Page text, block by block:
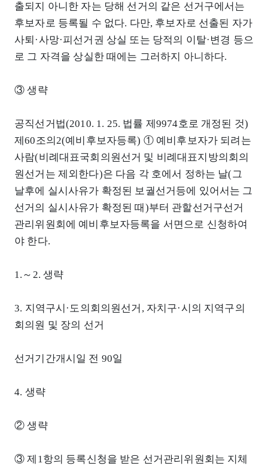
출되지 아니한 자는 당해 선거의 같은 선거구에서는
후보자로 등록될 수 없다. 다만, 후보자로 선출된 자가
사퇴·사망·피선거권 상실 또는 당적의 이탈·변경 등으
로 그 자격을 상실한 때에는 그러하지 아니하다.
③ 생략
공직선거법(2010. 1. 25. 법률 제9974호로 개정된 것)
제60조의2(예비후보자등록) ① 예비후보자가 되려는
사람(비례대표국회의원선거 및 비례대표지방의회의
원선거는 제외한다)은 다음 각 호에서 정하는 날(그
날후에 실시사유가 확정된 보궐선거등에 있어서는 그
선거의 실시사유가 확정된 때)부터 관할선거구선거
관리위원회에 예비후보자등록을 서면으로 신청하여
야 한다.
1.～2. 생략
3. 지역구시·도의회의원선거, 자치구·시의 지역구의
회의원 및 장의 선거
선거기간개시일 전 90일
4. 생략
② 생략
③ 제1항의 등록신청을 받은 선거관리위원회는 지체